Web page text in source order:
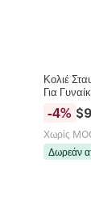
Κολιέ
Για
-4% $
Χωρίς
Δωρεάν